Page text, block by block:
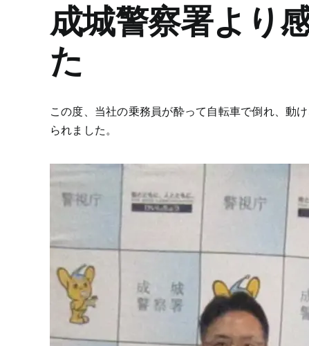
成城警察署より
た
この度、当社の乗務員が酔って自転車で倒れ、動
られました。